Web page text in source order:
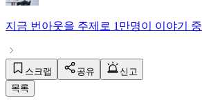
지금 번아웃을 주제로 1만명이 이야기 중
스크랩 공유
신고
목록